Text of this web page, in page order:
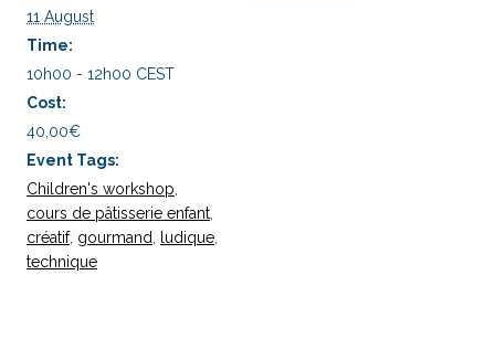
11 August
Time:
10h00 - 12h00 CEST
Cost:
40,00€
Event Tags:
Children's workshop,
cours de pâtisserie enfant,
créatif, gourmand, ludique,
technique